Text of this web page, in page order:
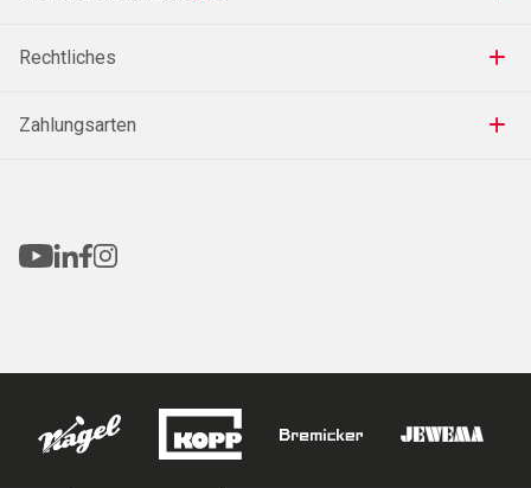
Rechtliches
Zahlungsarten